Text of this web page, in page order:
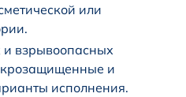
или
взрывоопасных
и
исполнения.